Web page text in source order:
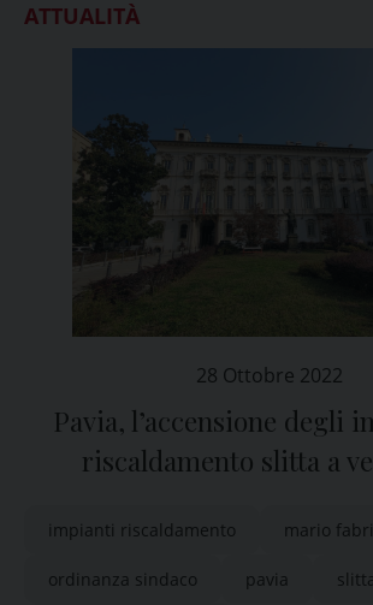
ATTUALITÀ
28 Ottobre 2022
Pavia, l’accensione degli
riscaldamento slitta a
impianti riscaldamento mario
ordinanza sindaco pavia